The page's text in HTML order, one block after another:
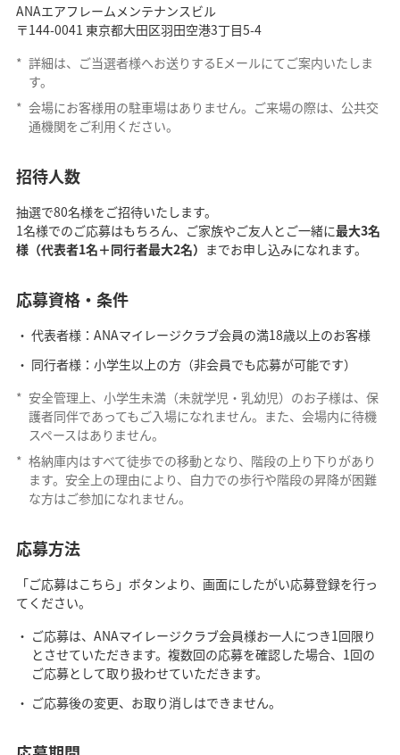
ANAエアフレームメンテナンスビル
〒144-0041 東京都大田区羽田空港3丁目5-4
* 詳細は、ご当選者様へお送りするEメールにてご案内いたしま
す。
* 会場にお客様用の駐車場はありません。ご来場の際は、公共交
通機関をご利用ください。
招待人数
抽選で80名様をご招待いたします。
1名様でのご応募はもちろん、ご家族やご友人とご一緒に最大3名
様（代表者1名＋同行者最大2名） までお申し込みになれます。
応募資格・条件
代表者様：ANAマイレージクラブ会員の満18歳以上のお客様
同行者様：小学生以上の方（非会員でも応募が可能です）
* 安全管理上、小学生未満（未就学児・乳幼児）のお子様は、保
護者同伴であってもご入場になれません。また、会場内に待機
スペースはありません。
* 格納庫内はすべて徒歩での移動となり、階段の上り下りがあり
ます。安全上の理由により、自力での歩行や階段の昇降が困難
な方はご参加になれません。
応募方法
「ご応募はこちら」ボタンより、画面にしたがい応募登録を行っ
てください。
ご応募は、ANAマイレージクラブ会員様お一人につき1回限り
とさせていただきます。複数回の応募を確認した場合、1回の
ご応募として取り扱わせていただきます。
ご応募後の変更、お取り消しはできません。